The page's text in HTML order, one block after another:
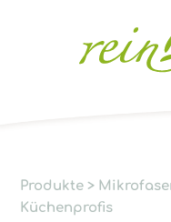
Produkte >
Küchenprofis